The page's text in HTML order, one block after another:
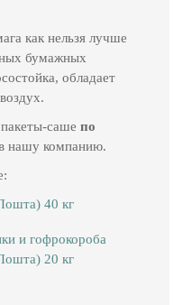
как нельзя лучше
бумажных
обладает
саше по
нашу компанию.
40 кг
и гофрокороба
20 кг